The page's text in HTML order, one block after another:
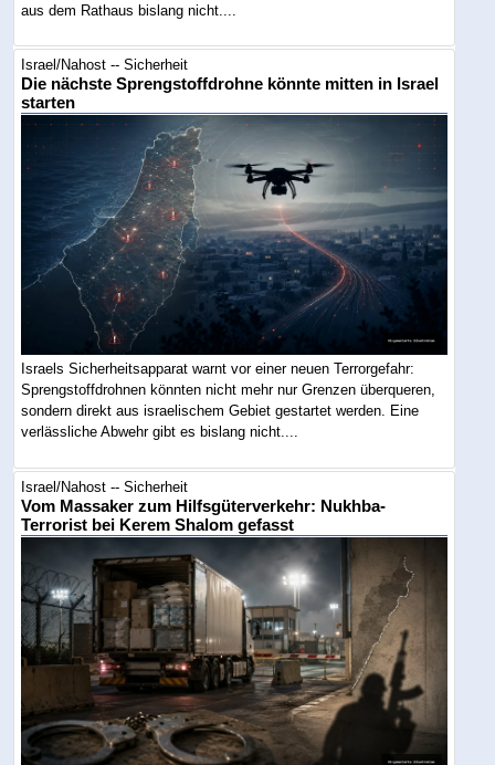
aus dem Rathaus bislang nicht....
Israel/Nahost -- Sicherheit
Die nächste Sprengstoffdrohne könnte mitten in Israel
starten
Israels Sicherheitsapparat warnt vor einer neuen Terrorgefahr:
Sprengstoffdrohnen könnten nicht mehr nur Grenzen überqueren,
sondern direkt aus israelischem Gebiet gestartet werden. Eine
verlässliche Abwehr gibt es bislang nicht....
Israel/Nahost -- Sicherheit
Vom Massaker zum Hilfsgüterverkehr: Nukhba-
Terrorist bei Kerem Shalom gefasst